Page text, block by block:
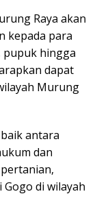
Raya akan
kepada para
pupuk hingga
dapat
Murung
antara
dan
di wilayah